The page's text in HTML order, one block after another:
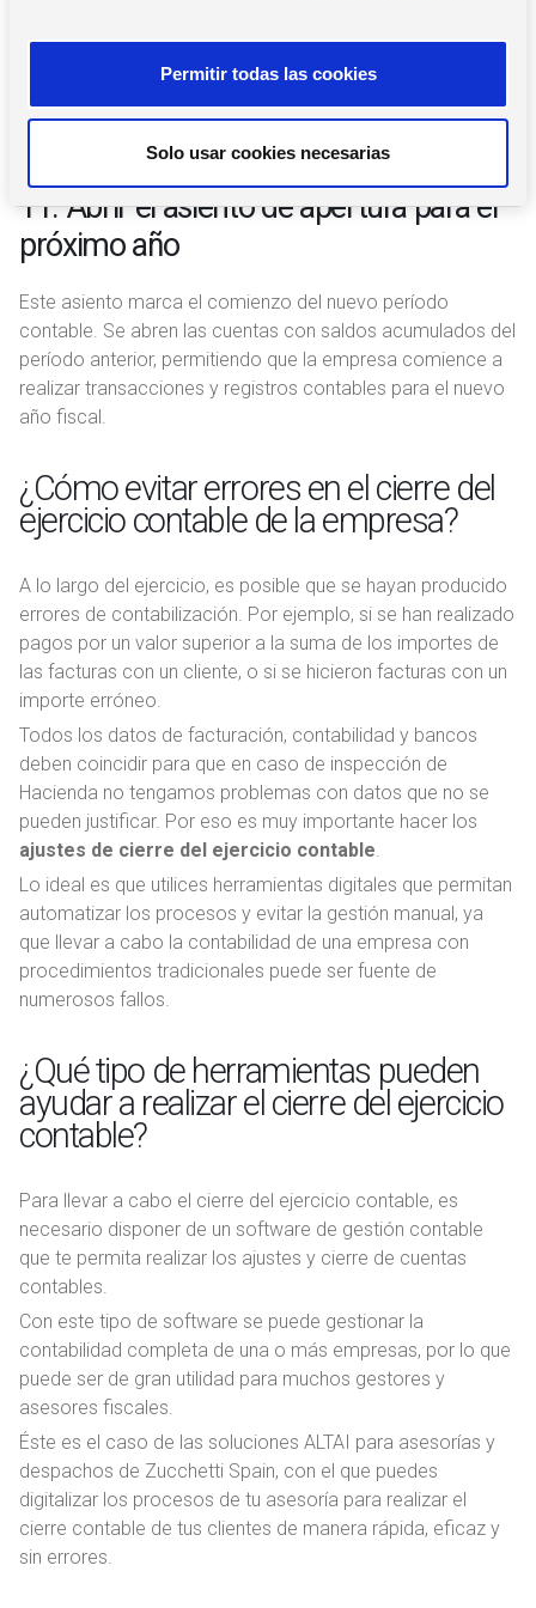
n
m
e
t
o
Permitir todas las cookies
Solo usar cookies necesarias
ingresos y gastos y transferir sus saldos a cuentas de
resultados acumulados. Este paso es esencial para iniciar
el próximo período con saldos de cuentas temporales
11. Abrir el asiento de apertura para el
próximo año
Este asiento marca el comienzo del nuevo período
contable. Se abren las cuentas con saldos acumulados del
período anterior, permitiendo que la empresa comience a
realizar transacciones y registros contables para el nuevo
año fiscal.
¿Cómo evitar errores en el cierre del
ejercicio contable de la empresa?
A lo largo del ejercicio, es posible que se hayan producido
errores de contabilización. Por ejemplo, si se han realizado
pagos por un valor superior a la suma de los importes de
las facturas con un cliente, o si se hicieron facturas con un
importe erróneo.
Todos los datos de facturación, contabilidad y bancos
deben coincidir para que en caso de inspección de
Hacienda no tengamos problemas con datos que no se
pueden justificar. Por eso es muy importante hacer los
ajustes de cierre del ejercicio contable.
Lo ideal es que utilices herramientas digitales que permitan
automatizar los procesos y evitar la gestión manual, ya
que llevar a cabo la contabilidad de una empresa con
procedimientos tradicionales puede ser fuente de
numerosos fallos.
¿Qué tipo de herramientas pueden
ayudar a realizar el cierre del ejercicio
contable?
Para llevar a cabo el cierre del ejercicio contable, es
necesario disponer de un software de gestión contable
que te permita realizar los ajustes y cierre de cuentas
contables.
Con este tipo de software se puede gestionar la
contabilidad completa de una o más empresas, por lo que
puede ser de gran utilidad para muchos gestores y
asesores fiscales.
Éste es el caso de las soluciones ALTAI para asesorías y
despachos de Zucchetti Spain, con el que puedes
digitalizar los procesos de tu asesoría para realizar el
cierre contable de tus clientes de manera rápida, eficaz y
sin errores.